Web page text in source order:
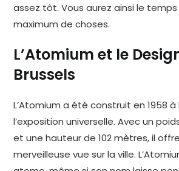
assez tôt. Vous aurez ainsi le temps
maximum de choses.
L’Atomium et le
Brussels
L’Atomium a été construit en 1958 à
l’exposition universelle. Avec un
et une hauteur de 102 mètres, il
merveilleuse vue sur la ville.